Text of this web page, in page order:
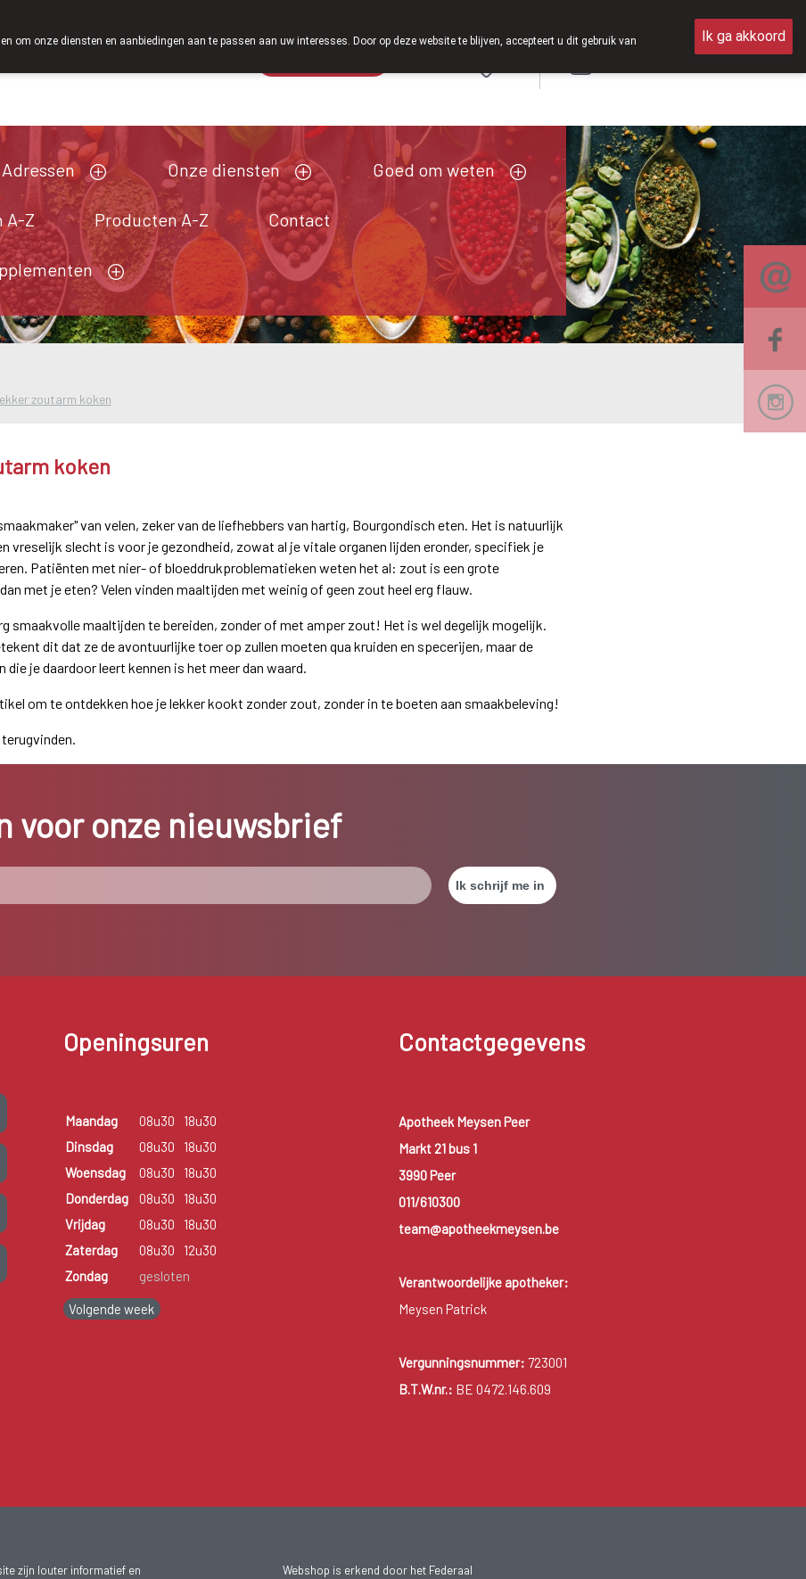
Adressen Onze diensten Goed om weten
A-Z Producten A-Z Contact
zoutarm koken
koken
van velen, zeker van de liefhebbers van hartig, Bourgondisch eten. Het is natuurlijk
vreselijk slecht is voor je gezondheid, zowat al je vitale organen lijden eronder, specifiek je
Patiënten met nier- of bloeddrukproblematieken weten het al: zout is een grote
met je eten? Velen vinden maaltijden met weinig of geen zout heel erg flauw.
smaakvolle maaltijden te bereiden, zonder of met amper zout! Het is wel degelijk mogelijk.
dit dat ze de avontuurlijke toer op zullen moeten qua kruiden en specerijen, maar de
die je daardoor leert kennen is het meer dan waard.
om te ontdekken hoe je lekker kookt zonder zout, zonder in te boeten aan smaakbeleving!
voor onze nieuwsbrief
Openingsuren
Maandag 08u30
18u30
Dinsdag
08u30
18u30
Woensdag
08u30
18u30
Donderdag
08u30
18u30
Vrijdag
08u30
18u30
Zaterdag
08u30
12u30
Zondag
gesloten
Volgende week
Contactgegevens
Apotheek Meysen Peer
Markt 21 bus 1
3990 Peer
011/610300
team@apotheekmeysen.be
Verantwoordelijke apotheker:
Meysen Patrick
Vergunningsnummer: 723001
B.T.W.nr.: BE 0472.146.609
zijn louter informatief en
Webshop is erkend door het Federaal
om onze diensten en aanbiedingen aan te passen aan uw interesses. Door op deze website te blijven, accepteert u dit gebruik van
Ik ga akkoord